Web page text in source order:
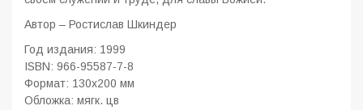
Автор – Ростислав Шкиндер
Год издания: 1999
ISBN: 966-95587-7-8
Формат: 130x200 мм
Обложка: мягк. цв